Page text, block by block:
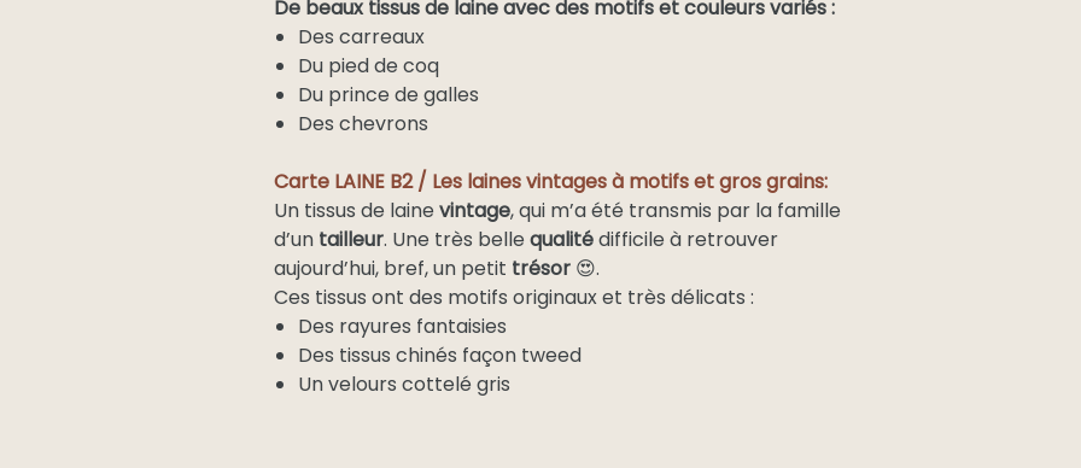
De beaux tissus de laine avec des motifs et couleurs variés :
Des carreaux
Du pied de coq
Du prince de galles
Des chevrons
Carte LAINE B2 / Les laines vintages à motifs et gros grains:
Un tissus de laine vintage, qui m’a été transmis par la famille
d’un tailleur. Une très belle qualitédifficile à retrouver
aujourd’hui, bref, un petit trésor 😍.
Ces tissus ont des motifs originaux et très délicats :
Des rayures fantaisies
Des tissus chinés façon tweed
Un velours cottelé gris